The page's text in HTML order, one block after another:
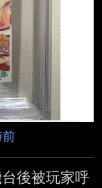
後被玩家呼